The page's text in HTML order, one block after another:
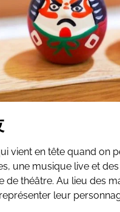
vient en tête quand on
une musique live et
de théâtre. Au lieu des
leur